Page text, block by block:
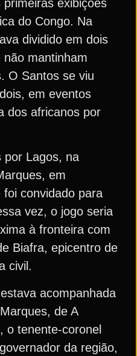
exibições
do Congo. Na
dividido em dois
mantinham
O Santos se viu
em eventos
dos africanos por
por Lagos, na
em
convidado para
vez, o jogo seria
à fronteira com
Biafra, epicentro de
civil.
acompanhada
de A
o tenente-coronel
da região,